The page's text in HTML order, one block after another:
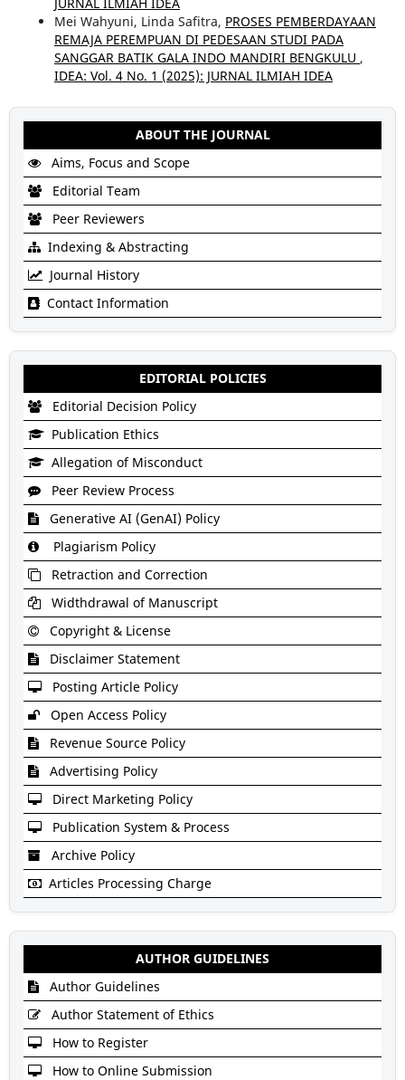
Mei Wahyuni, Linda Safitra, PROSES PEMBERDAYAAN
REMAJA PEREMPUAN DI PEDESAAN STUDI PADA
SANGGAR BATIK GALA INDO MANDIRI BENGKULU ,
IDEA: Vol. 4 No. 1 (2025): JURNAL ILMIAH IDEA
ABOUT THE JOURNAL
Aims, Focus and Scope
Editorial Team
Peer Reviewers
Indexing & Abstracting
Journal History
Contact Information
EDITORIAL POLICIES
Editorial Decision Policy
Publication Ethics
Allegation of Misconduct
Peer Review Process
Generative AI (GenAI) Policy
Plagiarism Policy
Retraction and Correction
Widthdrawal of Manuscript
Copyright & License
Disclaimer Statement
Posting Article Policy
Open Access Policy
Revenue Source Policy
Advertising Policy
Direct Marketing Policy
Publication System & Process
Archive Policy
Articles Processing Charge
AUTHOR GUIDELINES
Author Guidelines
Author Statement of Ethics
How to Register
How to Online Submission